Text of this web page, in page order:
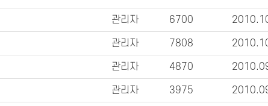
관리자 6700
관리자 7808
관리자 4870
관리자 3975